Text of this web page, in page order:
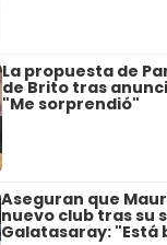
La propuesta de
de Brito tras
"Me sorprendió"
Aseguran que
nuevo club tras su
Galatasaray: "Está